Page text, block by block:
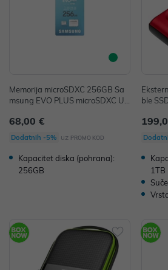
Memorija microSDXC 256GB Sa
msung EVO PLUS microSDXC UH
68,00 €
Dodatnih -5% uz PROMO KOD
Kapacitet diska (pohrana):
256GB
ble
1TB